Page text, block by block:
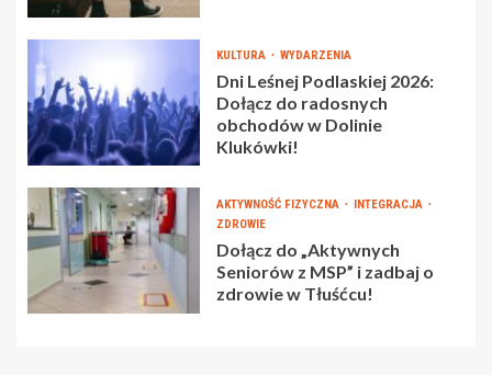
KULTURA WYDARZENIA
Dni Leśnej Podlaskiej 2026:
Dołącz do radosnych
obchodów w Dolinie
Klukówki!
AKTYWNOŚĆ FIZYCZNA
INTEGRACJA
ZDROWIE
Dołącz do „Aktywnych
Seniorów z MSP” i zadbaj o
zdrowie w Tłuśćcu!